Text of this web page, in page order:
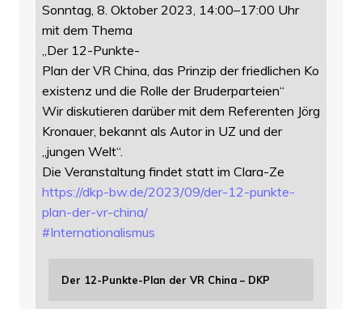
Sonntag, 8. Oktober 2023, 14:00–17:00 Uhr
mit dem Thema
„Der 12-Punkte-
Plan der VR China, das Prinzip der friedlichen Ko
existenz und die Rolle der Bruderparteien“
Wir diskutieren darüber mit dem Referenten Jörg
Kronauer, bekannt als Autor in UZ und der
„jungen Welt“.
Die Veranstaltung findet statt im Clara-Ze
https://dkp-bw.de/2023/09/der-12-punkte-
plan-der-vr-china/
#Internationalismus
Der 12-Punkte-Plan der VR China – DKP